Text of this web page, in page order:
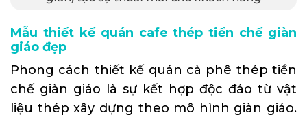
Mẫu thiết kế quán cafe thép tiền chế giàn
giáo đẹp
Phong cách thiết kế quán cà phê thép tiền
chế giàn giáo là sự kết hợp độc đáo từ vật
liệu thép xây dựng theo mô hình giàn giáo.